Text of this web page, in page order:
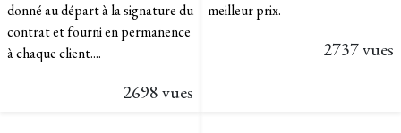
donné au départ à la signature du
contrat et fourni en permanence
à chaque client....
2698 vues
meilleur prix.
2737 vues